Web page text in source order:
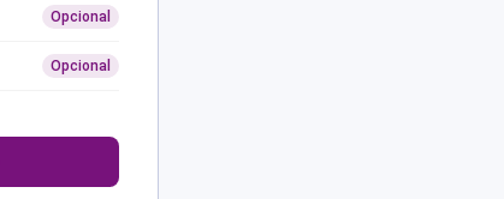
Opcional
Opcional